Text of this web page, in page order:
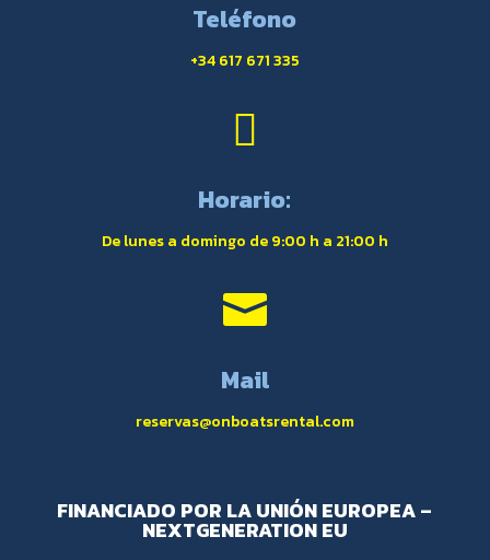
Teléfono
+34 617 671 335

Horario:
De lunes a domingo de 9:00 h a 21:00 h

Mail
reservas@onboatsrental.com
FINANCIADO POR LA UNIÓN EUROPEA –
NEXTGENERATION EU